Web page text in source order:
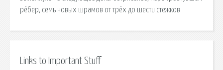
рёбер, семь новых шрамов от трёх до шести стежков
Links to Important Stuff